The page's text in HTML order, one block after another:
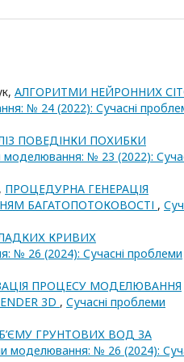
АЛГОРИТМИ НЕЙРОННИХ
№ 24 (2022): Сучасні
ПОВЕДІНКИ ПОХИБКИ
моделювання: № 23 (2022):
ПРОЦЕДУРНА ГЕНЕРАЦІЯ
БАГАТОПОТОКОВОСТІ ,
КРИВИХ
№ 26 (2024): Сучасні проблеми
ПРОЦЕСУ МОДЕЛЮВАННЯ
3D , Сучасні проблеми
ГРУНТОВИХ ВОД ЗА
моделювання: № 26 (2024):